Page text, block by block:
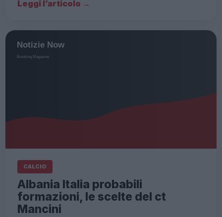
Leggi l’articolo →
CALCIO
Albania Italia probabili
formazioni, le scelte del ct
Mancini